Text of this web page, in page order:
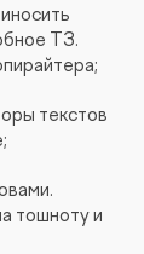
ТЗ.
текстов
тошноту и